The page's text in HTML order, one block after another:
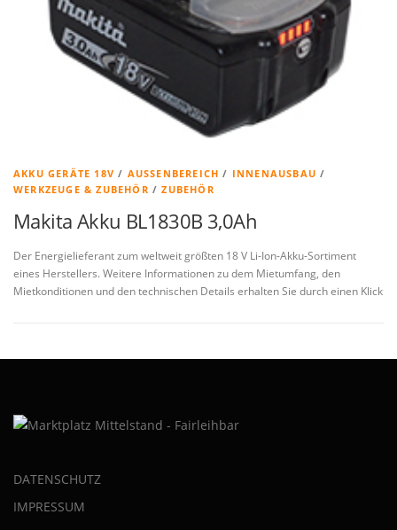
AKKU GERÄTE 18V / AUSSENBEREICH / INNENAUSBAU /
WERKZEUGE & ZUBEHÖR /ZUBEHÖR
Makita Akku BL1830B 3,0Ah
Der Energielieferant zum weltweit größten 18 V Li-Ion-Akku-Sortiment
eines Herstellers. Weitere Informationen zu dem Mietumfang, den
Mietkonditionen und den technischen Details erhalten Sie durch einen Klick
DATENSCHUTZ
IMPRESSUM